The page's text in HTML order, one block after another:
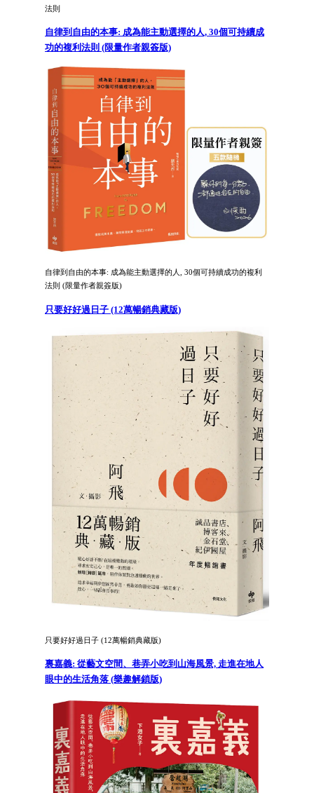
法則
自律到自由的本事: 成為能主動選擇的人, 30個可持續成
功的複利法則 (限量作者親簽版)
自律到自由的本事: 成為能主動選擇的人, 30個可持續成功的複利
法則 (限量作者親簽版)
只要好好過日子 (12萬暢銷典藏版)
只要好好過日子 (12萬暢銷典藏版)
裏嘉義: 從藝文空間、巷弄小吃到山海風景, 走進在地人
眼中的生活角落 (樂趣解鎖版)